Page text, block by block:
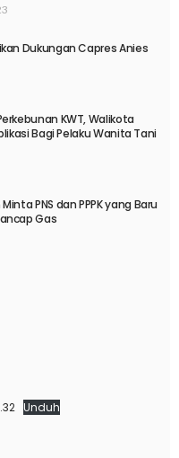
Dukungan Capres Anies
KWT, Walikota
Bagi Pelaku Wanita Tani
PNS dan PPPK yang Baru
Gas
Unduh